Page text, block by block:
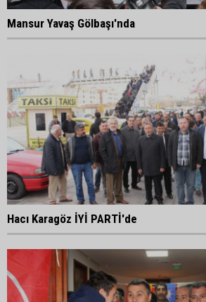
Mansur Yavaş Gölbaşı'nda
Hacı Karagöz İYİ PARTİ'de